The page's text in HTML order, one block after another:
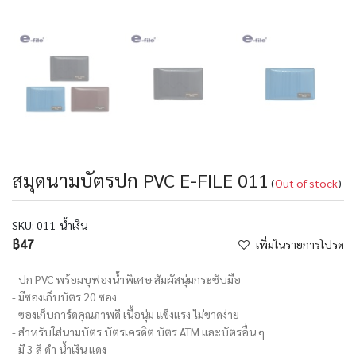
สมุดนามบัตรปก PVC E-FILE 011 (Out of stock)
SKU: 011-น้ำเงิน
฿47 เพิ่มในรายการโปรด
- ปก PVC พร้อมบุฟองน้ำพิเศษ สัมผัสนุ่มกระชับมือ
- มีซองเก็บบัตร 20 ซอง
- ซองเก็บการ์ดคุณภาพดี เนื้อนุ่ม แข็งแรง ไม่ขาดง่าย
- สำหรับใส่นามบัตร บัตรเครดิต บัตร ATM และบัตรอื่น ๆ
- มี 3 สี ดำ น้ำเงิน แดง